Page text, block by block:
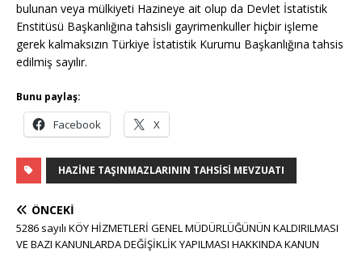
bulunan veya mülkiyeti Hazineye ait olup da Devlet İstatistik
Enstitüsü Başkanlığına tahsisli gayrimenkuller hiçbir işleme
gerek kalmaksızın Türkiye İstatistik Kurumu Başkanlığına tahsis
edilmiş sayılır.
Bunu paylaş:
Facebook X
HAZINE TAŞINMAZLARININ TAHSISI MEVZUATI
ÖNCEKI
5286 sayılı KÖY HİZMETLERİ GENEL MÜDÜRLÜĞÜNÜN KALDIRILMASI
VE BAZI KANUNLARDA DEĞİŞİKLİK YAPILMASI HAKKINDA KANUN